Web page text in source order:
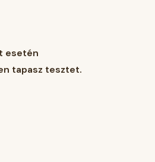
esetén
tapasz tesztet.